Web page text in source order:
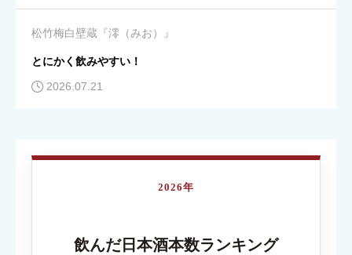
コスパ 必須
松竹梅白壁蔵『澪（みお）』
とにかく飲みやすい！
2026.07.21
2026年
飲んだ日本酒本数ランキング